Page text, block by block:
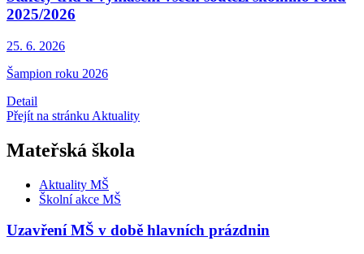
2025/2026
25. 6. 2026
Šampion roku 2026
Detail
Přejít na stránku Aktuality
Mateřská škola
Aktuality MŠ
Školní akce MŠ
Uzavření MŠ v době hlavních prázdnin